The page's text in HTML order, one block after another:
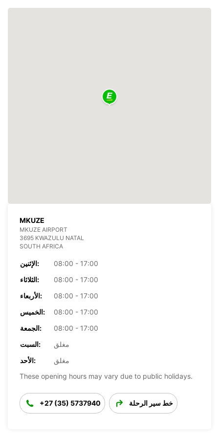
MKUZE
MKUZE AIRPORT
3695 KWAZULU NATAL
SOUTH AFRICA
الإثنين:
08:00 - 17:00
الثلاثاء:
08:00 - 17:00
الأربعاء:
08:00 - 17:00
الخميس:
08:00 - 17:00
الجمعة:
08:00 - 17:00
السبت:
مغلق
الأحد:
مغلق
These opening hours may vary due to public holidays.
+27 (35) 5737940 خط سير الرحلة